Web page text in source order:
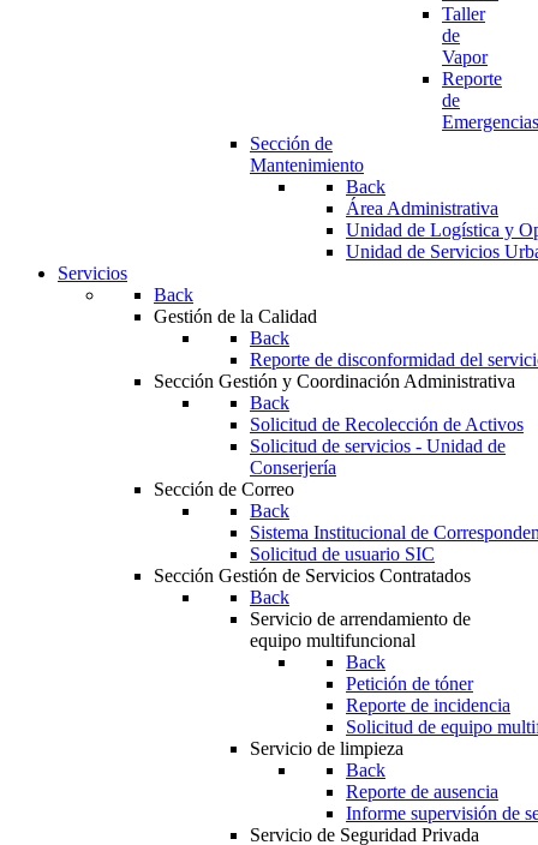
Taller
de
Vapor
Reporte
de
Emergencias
Sección de
Mantenimiento
Back
Área Administrativa
Unidad de Logística y
Unidad de Servicios
Servicios
Back
Gestión de la Calidad
Back
Reporte de disconformidad del
Sección Gestión y Coordinación Administrativa
Back
Solicitud de Recolección de Activos
Solicitud de servicios - Unidad de
Conserjería
Sección de Correo
Back
Sistema Institucional de
Solicitud de usuario SIC
Sección Gestión de Servicios Contratados
Back
Servicio de arrendamiento de
equipo multifuncional
Back
Petición de tóner
Reporte de incidencia
Solicitud de equipo
Servicio de limpieza
Back
Reporte de ausencia
Informe supervisión de
Servicio de Seguridad Privada